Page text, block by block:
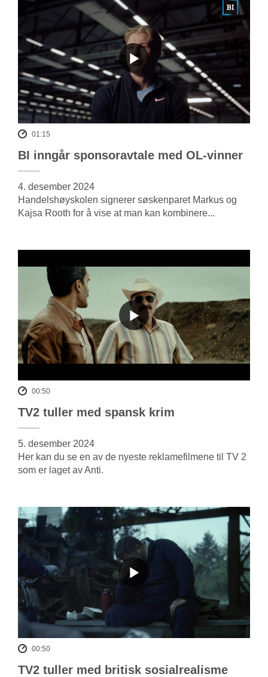
01:15
BI inngår sponsoravtale med OL-vinner
4. desember 2024
Handelshøyskolen signerer søskenparet Markus og
Kajsa Rooth for å vise at man kan kombinere...
00:50
TV2 tuller med spansk krim
5. desember 2024
Her kan du se en av de nyeste reklamefilmene til TV 2
som er laget av Anti.
00:50
TV2 tuller med britisk sosialrealisme